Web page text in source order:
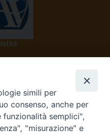
simili per
consenso, anche per
semplici",
"misurazione" e